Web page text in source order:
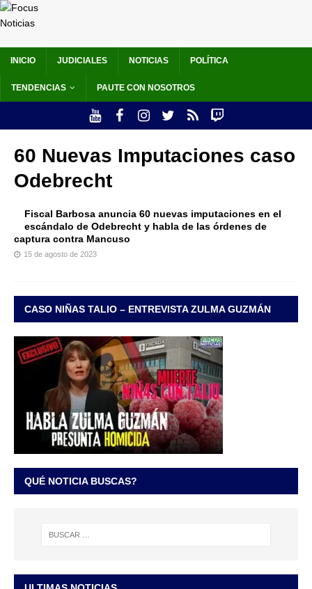
INICIO JUDICIALES NOTICIAS POLÍTICA
TENDENCIAS PAUTE CON NOSOTROS
60 Nuevas Imputaciones caso
Odebrecht
Fiscal Barbosa anuncia 60 nuevas imputaciones en el
escándalo de Odebrecht y habla de las órdenes de
captura contra Mancuso
15 de agosto de 2023
CASO NIÑAS TALIO – ENTREVISTA ZULMA GUZMÁN
QUÉ NOTICIA BUSCAS?